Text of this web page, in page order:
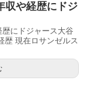
収や経歴にドジ
にドジャース大谷
歴 現在ロサンゼルス